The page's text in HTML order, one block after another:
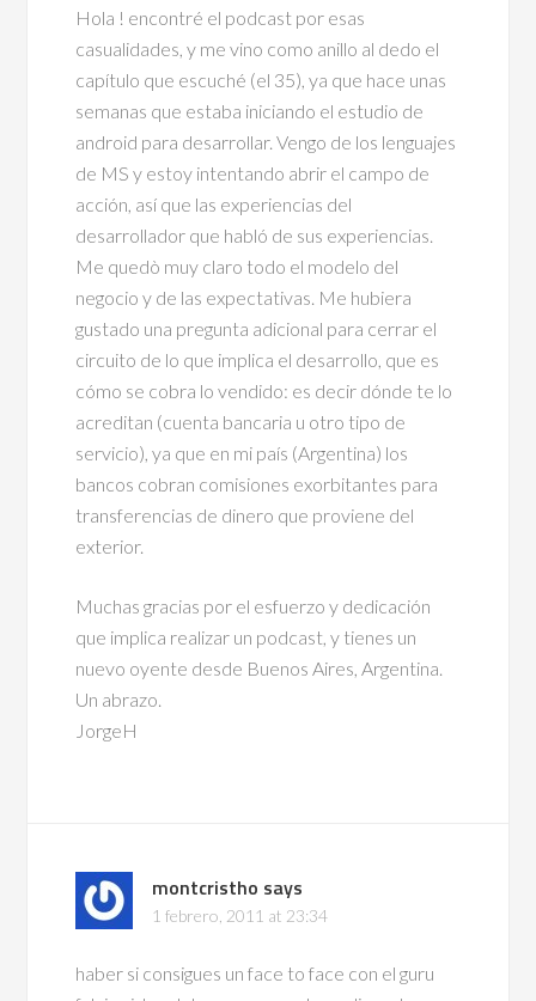
Hola ! encontré el podcast por esas
casualidades, y me vino como anillo al dedo el
capítulo que escuché (el 35), ya que hace unas
semanas que estaba iniciando el estudio de
android para desarrollar. Vengo de los lenguajes
de MS y estoy intentando abrir el campo de
acción, así que las experiencias del
desarrollador que habló de sus experiencias.
Me quedò muy claro todo el modelo del
negocio y de las expectativas. Me hubiera
gustado una pregunta adicional para cerrar el
circuito de lo que implica el desarrollo, que es
cómo se cobra lo vendido: es decir dónde te lo
acreditan (cuenta bancaria u otro tipo de
servicio), ya que en mi país (Argentina) los
bancos cobran comisiones exorbitantes para
transferencias de dinero que proviene del
exterior.
Muchas gracias por el esfuerzo y dedicación
que implica realizar un podcast, y tienes un
nuevo oyente desde Buenos Aires, Argentina.
Un abrazo.
JorgeH
montcristho says
1 febrero, 2011 at 23:34
haber si consigues un face to face con el guru